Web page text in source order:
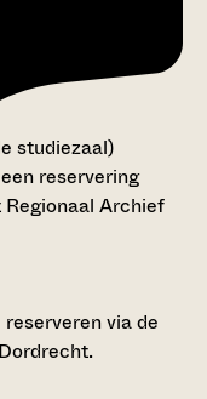
studiezaal)
reservering
Regionaal Archief
via de